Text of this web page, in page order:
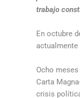
trabajo
En octubre
Ocho
Carta
crisis